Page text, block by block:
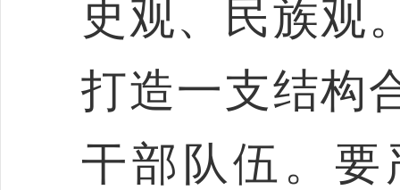
史观、民族观
打造一支结构
干部队伍。